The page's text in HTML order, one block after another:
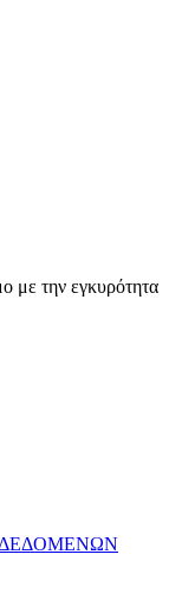
με την εγκυρότητα
ΔΕΔΟΜΕΝΩΝ